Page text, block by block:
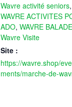
Wavre activité seniors,
WAVRE ACTIVITES
ADO, WAVRE BALADE
Wavre Visite
Site :
https://wavre.shop/
ments/marche-de-